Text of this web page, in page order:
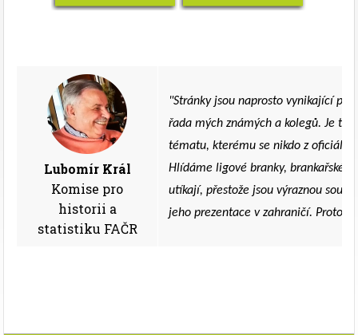
Lubomír Král
Komise pro
historii a
statistiku FAČR
"Stránky jsou naprosto vynikající
řada mých známých a kolegů. Je to
tématu, kterému se nikdo z
Hlídáme ligové branky, brankařské
utíkají, přestože jsou výraznou
jeho prezentace v zahraničí. Proto -